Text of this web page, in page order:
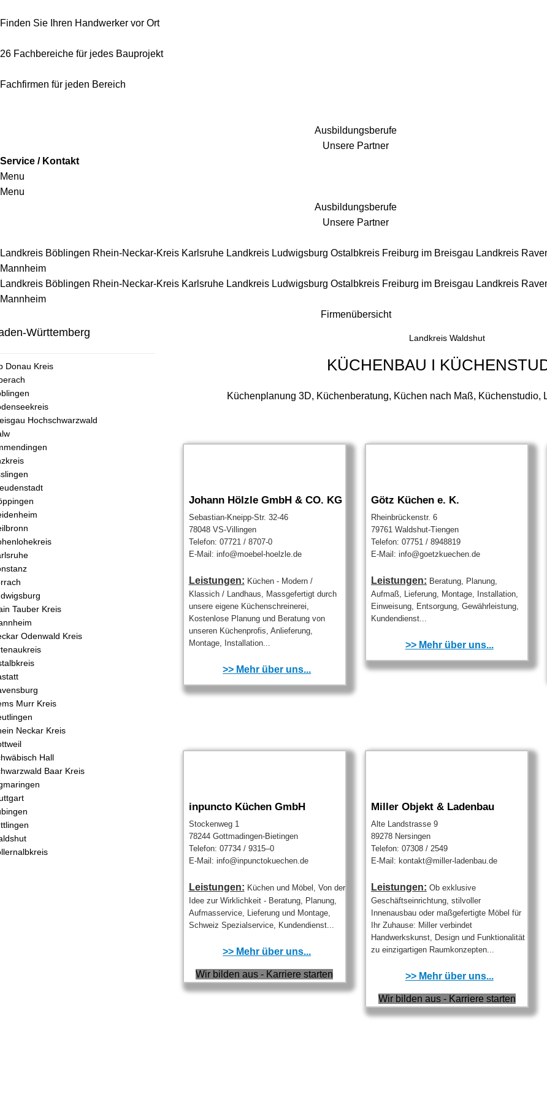
Finden Sie Ihren Handwerker vor Ort
26 Fachbereiche für jedes Bauprojekt
Fachfirmen für jeden Bereich
Ausbildungsberufe
Unsere Partner
Service / Kontakt
Menu
Menu
Ausbildungsberufe
Unsere Partner
Landkreis Böblingen Rhein-Neckar-Kreis Karlsruhe Landkreis Ludwigsburg Ostalbkreis Freiburg im Breisgau Landkreis
Mannheim
Landkreis Böblingen Rhein-Neckar-Kreis Karlsruhe Landkreis Ludwigsburg Ostalbkreis Freiburg im Breisgau Landkreis
Mannheim
Firmenübersicht
Württemberg
Donau Kreis
Hochschwarzwald
Tauber Kreis
Odenwald Kreis
Murr Kreis
Neckar Kreis
Hall
Baar Kreis
Landkreis Waldshut
KÜCHENBAU I
Küchenplanung 3D, Küchenberatung, Küchen nach Maß, Küchenstudio,
Johann Hölzle GmbH & CO. KG
Sebastian-Kneipp-Str. 32-46
78048 VS-Villingen
Telefon: 07721 / 8707-0
E-Mail: info@moebel-hoelzle.de
Leistungen: Küchen - Modern /
Klassich / Landhaus, Massgefertigt durch
unsere eigene Küchenschreinerei,
Kostenlose Planung und Beratung von
unseren Küchenprofis, Anlieferung,
Montage, Installation...
>> Mehr über uns...
Götz Küchen e. K.
Rheinbrückenstr. 6
79761 Waldshut-Tiengen
Telefon: 07751 / 8948819
E-Mail: info@goetzkuechen.de
Leistungen: Beratung, Planung,
Aufmaß, Lieferung, Montage, Installation,
Einweisung, Entsorgung, Gewährleistung,
Kundendienst...
>> Mehr über uns...
inpuncto Küchen GmbH
Stockenweg 1
78244 Gottmadingen-Bietingen
Telefon: 07734 / 9315–0
E-Mail: info@inpunctokuechen.de
Leistungen: Küchen und Möbel, Von der
Idee zur Wirklichkeit - Beratung, Planung,
Aufmasservice, Lieferung und Montage,
Schweiz Spezialservice, Kundendienst...
>> Mehr über uns...
Wir bilden aus - Karriere starten
Miller Objekt & Ladenbau
Alte Landstrasse 9
89278 Nersingen
Telefon: 07308 / 2549
E-Mail: kontakt@miller-ladenbau.de
Leistungen: Ob exklusive
Geschäftseinrichtung, stilvoller
Innenausbau oder maßgefertigte Möbel für
Ihr Zuhause: Miller verbindet
Handwerkskunst, Design und Funktionalität
zu einzigartigen Raumkonzepten...
>> Mehr über uns...
Wir bilden aus - Karriere starten